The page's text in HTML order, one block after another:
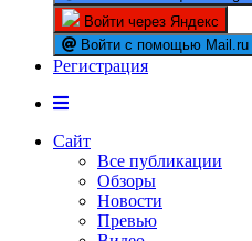
Войти через Яндекс
Войти с помощью Mail.ru
Регистрация
Сайт
Все публикации
Обзоры
Новости
Превью